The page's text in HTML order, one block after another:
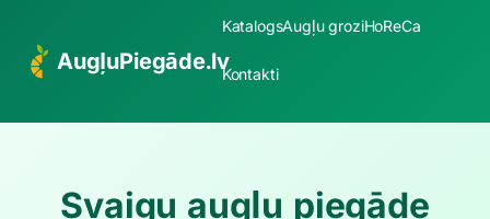
AugļuPiegāde.lv
KatalogsAugļu groziHoReCa
Kontakti
Svaigu augļu piegāde